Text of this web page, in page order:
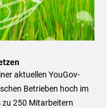
aktuellen YouGov-
Betrieben hoch im
zu 250 Mitarbeitern